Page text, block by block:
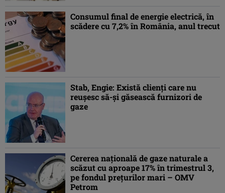
Consumul final de energie electrică, în
scădere cu 7,2% în România, anul trecut
Stab, Engie: Există clienţi care nu
reuşesc să-şi găsească furnizori de
gaze
Cererea naţională de gaze naturale a
scăzut cu aproape 17% în trimestrul 3,
pe fondul preţurilor mari – OMV
Petrom